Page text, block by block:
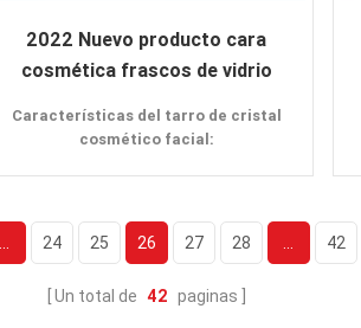
2022 Nuevo producto cara
cosmética frascos de vidrio
Características del tarro de cristal
cosmético facial:
Nuevo envase
Alta calidad
Proporcionar muestra
24 25 26 27 28 42
Un total de 42 paginas